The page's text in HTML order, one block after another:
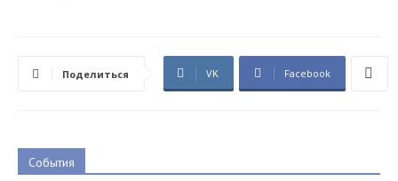
Поделиться VK Facebook
События